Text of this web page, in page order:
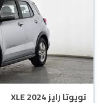
تويوتا رايز XLE 2024